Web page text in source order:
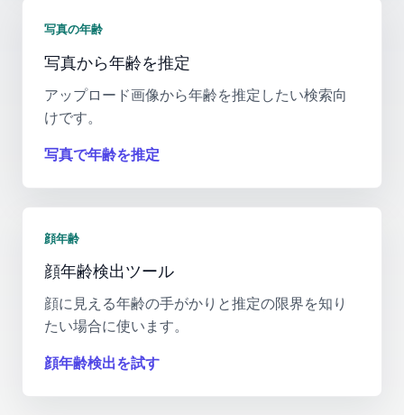
写真の年齢
写真から年齢を推定
アップロード画像から年齢を推定したい検索向
けです。
写真で年齢を推定
顔年齢
顔年齢検出ツール
顔に見える年齢の手がかりと推定の限界を知り
たい場合に使います。
顔年齢検出を試す